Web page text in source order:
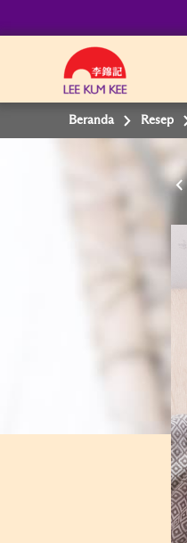
Beranda Resep